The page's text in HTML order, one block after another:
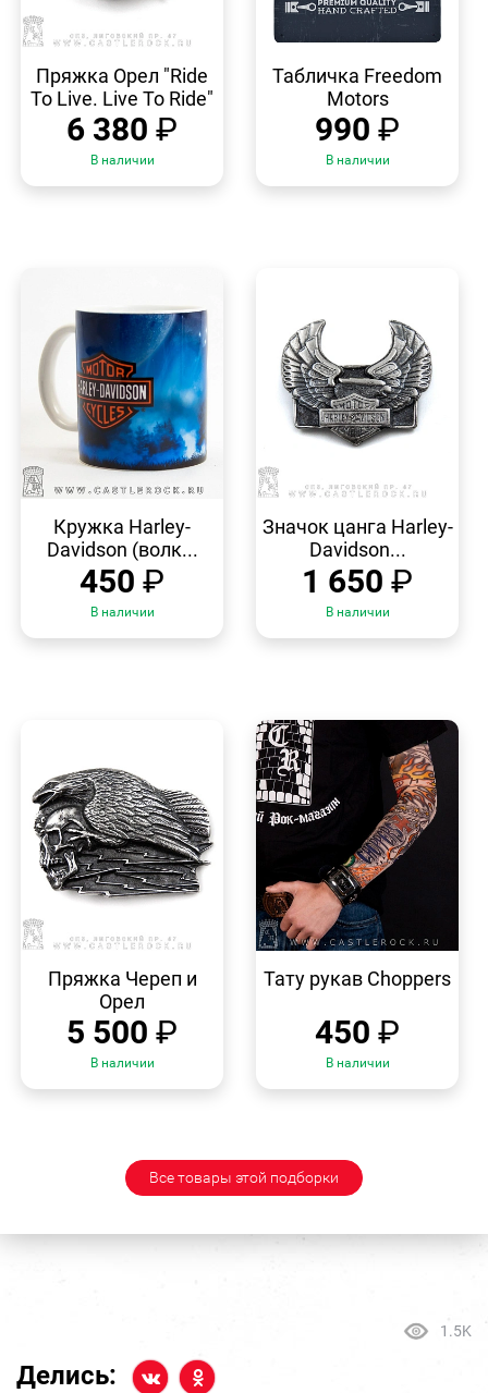
ПРОСМОТР
Пряжка Орел "Ride
To Live. Live To Ride"
6 380 ₽
В наличии
ПРОСМОТР
Табличка Freedom
Motors
990 ₽
В наличии
ПРОСМОТР
Кружка Harley-
Davidson (волк...
450 ₽
В наличии
ПРОСМОТР
Значок цанга Harley-
Davidson...
1 650 ₽
В наличии
ПРОСМОТР
Пряжка Череп и
Орел
5 500 ₽
В наличии
ПРОСМОТР
Тату рукав Choppers
450 ₽
В наличии
Все товары этой подборки
1.5K
Делись: